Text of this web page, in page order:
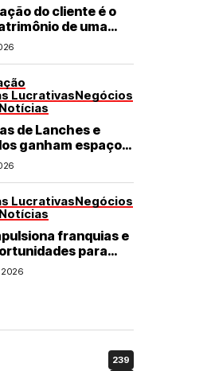
do cliente é o
de uma
LucrativasNegócios
de Lanches e
ganham espaço
por refeições
de qualidade
LucrativasNegócios
franquias e
para
segmentos do
239